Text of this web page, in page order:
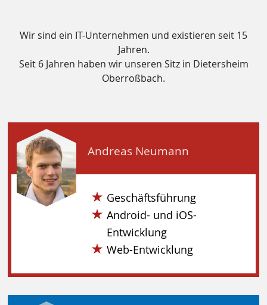
Wir sind ein IT-Unternehmen und existieren seit 15
Jahren.
Seit 6 Jahren haben wir unseren Sitz in Dietersheim
Oberroßbach.
Andreas Neumann
Geschäftsführung
Android- und iOS-
Entwicklung
Web-Entwicklung